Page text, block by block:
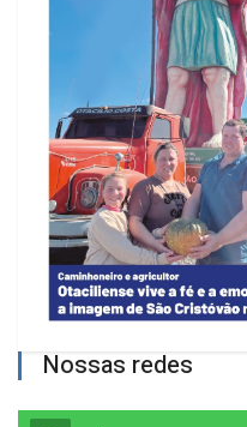
Nossas redes